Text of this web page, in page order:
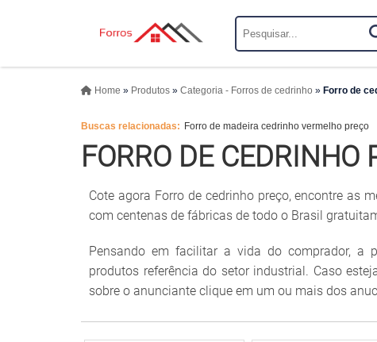
Home » Produtos » Categoria - Forros de cedrinho » Forro de
Buscas relacionadas: Forro de madeira cedrinho vermelho preço
FORRO DE CEDRINHO
Cote agora Forro de cedrinho preço, encontre as
com centenas de fábricas de todo o Brasil
Pensando em facilitar a vida do comprador, a
produtos referência do setor industrial. Caso
sobre o anunciante clique em um ou mais dos